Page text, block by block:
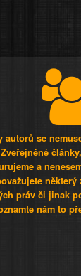
autorů se
a
práv či jinak
nám to